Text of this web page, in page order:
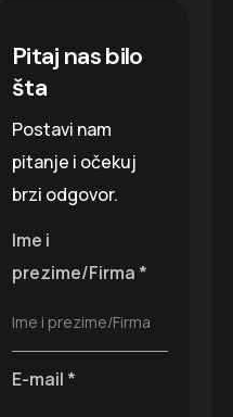
Pitaj nas bilo
šta
Postavi nam
pitanje i očekuj
brzi odgovor.
Ime i
prezime/Firma *
Ime i prezime/Firma
E-mail *